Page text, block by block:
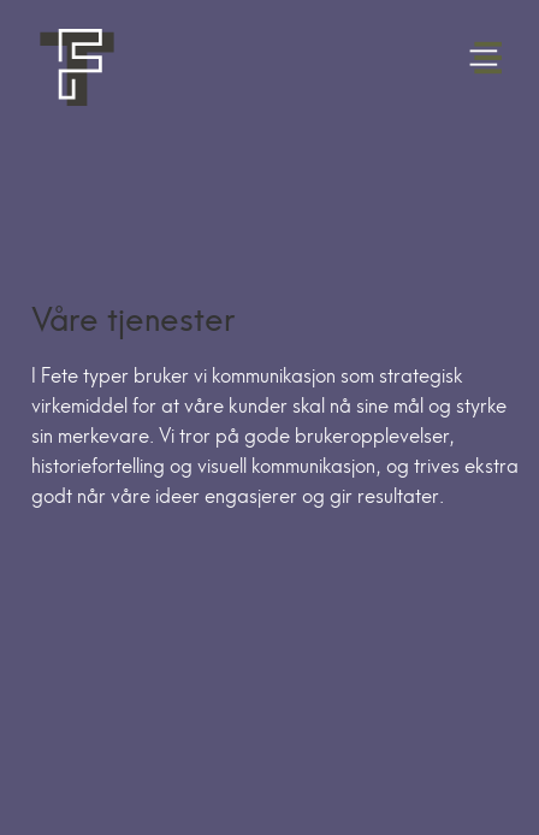
Våre tjenester
I Fete typer bruker vi kommunikasjon som strategisk
virkemiddel for at våre kunder skal nå sine mål og styrke
sin merkevare. Vi tror på gode brukeropplevelser,
historiefortelling og visuell kommunikasjon, og trives ekstra
godt når våre ideer engasjerer og gir resultater.